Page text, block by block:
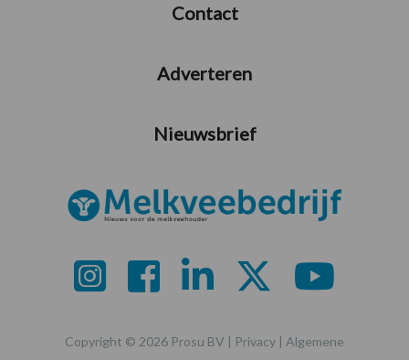
Contact
Adverteren
Nieuwsbrief
Copyright © 2026 Prosu BV | Privacy | Algemene